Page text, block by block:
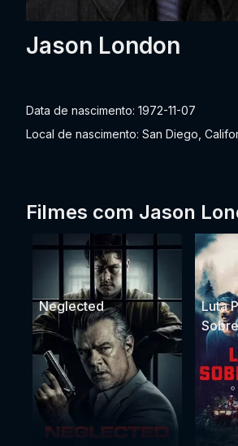
Jason London
Data de nascimento: 1972-11-07
Local de nascimento: San Diego,
Filmes com Jason
Neglected
Luta